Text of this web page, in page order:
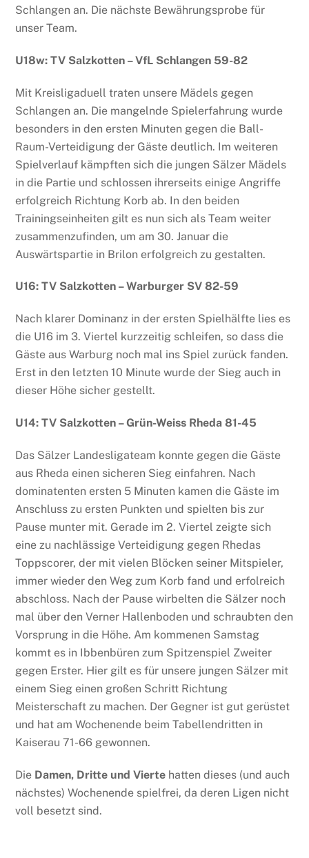
Schlangen an. Die nächste Bewährungsprobe für
unser Team.
U18w: TV Salzkotten – VfL Schlangen 59-82
Mit Kreisligaduell traten unsere Mädels gegen
Schlangen an. Die mangelnde Spielerfahrung wurde
besonders in den ersten Minuten gegen die Ball-
Raum-Verteidigung der Gäste deutlich. Im weiteren
Spielverlauf kämpften sich die jungen Sälzer Mädels
in die Partie und schlossen ihrerseits einige Angriffe
erfolgreich Richtung Korb ab. In den beiden
Trainingseinheiten gilt es nun sich als Team weiter
zusammenzufinden, um am 30. Januar die
Auswärtspartie in Brilon erfolgreich zu gestalten.
U16: TV Salzkotten – Warburger SV 82-59
Nach klarer Dominanz in der ersten Spielhälfte lies es
die U16 im 3. Viertel kurzzeitig schleifen, so dass die
Gäste aus Warburg noch mal ins Spiel zurück fanden.
Erst in den letzten 10 Minute wurde der Sieg auch in
dieser Höhe sicher gestellt.
U14: TV Salzkotten – Grün-Weiss Rheda 81-45
Das Sälzer Landesligateam konnte gegen die Gäste
aus Rheda einen sicheren Sieg einfahren. Nach
dominatenten ersten 5 Minuten kamen die Gäste im
Anschluss zu ersten Punkten und spielten bis zur
Pause munter mit. Gerade im 2. Viertel zeigte sich
eine zu nachlässige Verteidigung gegen Rhedas
Toppscorer, der mit vielen Blöcken seiner Mitspieler,
immer wieder den Weg zum Korb fand und erfolreich
abschloss. Nach der Pause wirbelten die Sälzer noch
mal über den Verner Hallenboden und schraubten den
Vorsprung in die Höhe. Am kommenen Samstag
kommt es in Ibbenbüren zum Spitzenspiel Zweiter
gegen Erster. Hier gilt es für unsere jungen Sälzer mit
einem Sieg einen großen Schritt Richtung
Meisterschaft zu machen. Der Gegner ist gut gerüstet
und hat am Wochenende beim Tabellendritten in
Kaiserau 71-66 gewonnen.
Die Damen, Dritte und Vierte hatten dieses (und auch
nächstes) Wochenende spielfrei, da deren Ligen nicht
voll besetzt sind.